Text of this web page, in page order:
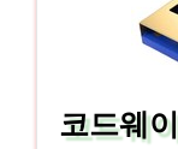
코드웨